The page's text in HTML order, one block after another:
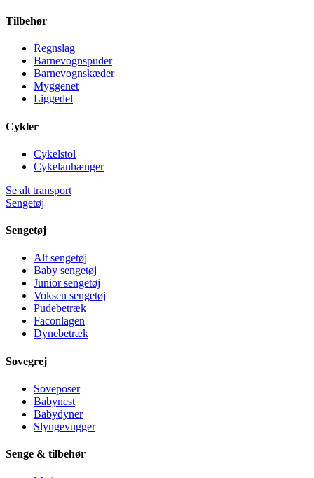
Tilbehør
Regnslag
Barnevognspuder
Barnevognskæder
Myggenet
Liggedel
Cykler
Cykelstol
Cykelanhænger
Se alt transport
Sengetøj
Sengetøj
Alt sengetøj
Baby sengetøj
Junior sengetøj
Voksen sengetøj
Pudebetræk
Faconlagen
Dynebetræk
Sovegrej
Soveposer
Babynest
Babydyner
Slyngevugger
Senge & tilbehør